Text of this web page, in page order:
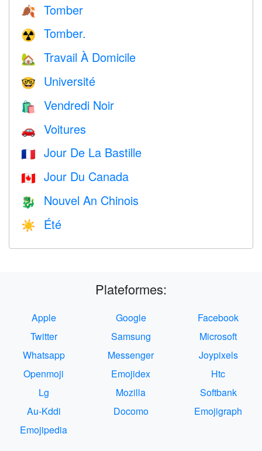
🍂 Tomber
☢️ Tomber.
🏡 Travail À Domicile
🤓 Université
🛍 Vendredi Noir
🚗 Voitures
🇫🇷 Jour De La Bastille
🇨🇦 Jour Du Canada
🐉 Nouvel An Chinois
☀️ Été
Plateformes:
Apple Google
Facebook
Twitter
Samsung
Microsoft
Whatsapp
Messenger
Joypixels
Openmoji
Emojidex
Htc
Lg
Mozilla
Softbank
Au-Kddi
Docomo
Emojigraph
Emojipedia